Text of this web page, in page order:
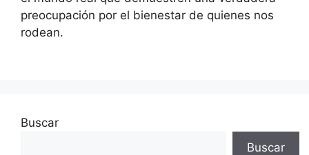
preocupación por el bienestar de quienes nos
rodean.
Buscar
Buscar